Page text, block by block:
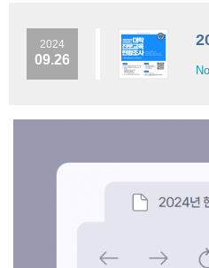
2024
09.26